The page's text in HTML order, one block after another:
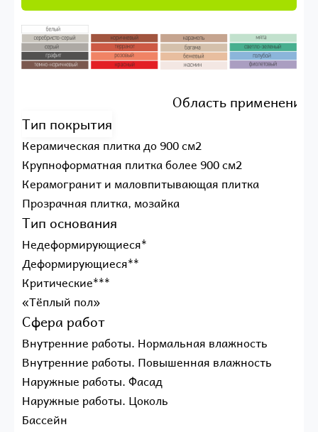
Область применения
Тип покрытия
Керамическая плитка до 900 см2
Крупноформатная плитка более 900 см2
Керамогранит и маловпитывающая плитка
Прозрачная плитка, мозайка
Тип основания
Недеформирующиеся*
Деформирующиеся**
Критические***
«Тёплый пол»
Сфера работ
Внутренние работы. Нормальная влажность
Внутренние работы. Повышенная влажность
Наружные работы. Фасад
Наружные работы. Цоколь
Бассейн